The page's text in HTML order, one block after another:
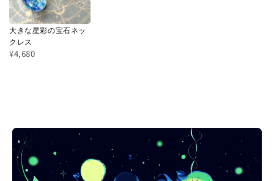
大きな星彩の宝石ネッ
クレス
¥4,680